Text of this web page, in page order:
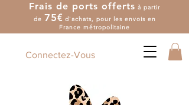
Frais de ports offerts à partir
de 75€ d'achats, pour les envois en
France métropolitaine
Connectez-Vous